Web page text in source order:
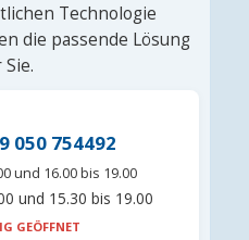
Technologie
die passende Lösung
050 754492
und 16.00 bis 19.00
und 15.30 bis 19.00
GEÖFFNET